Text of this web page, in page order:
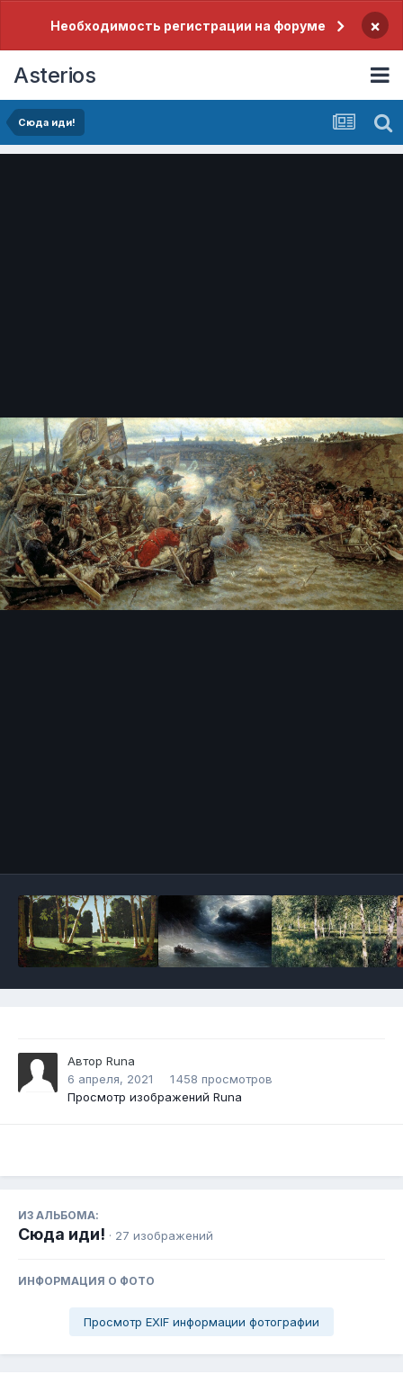
Необходимость регистрации на форуме ×
Asterios
Сюда иди!
Автор Runа
6 апреля, 2021
1 458 просмотров
Просмотр изображений Runа
ИЗ АЛЬБОМА:
Сюда иди! · 27 изображений
ИНФОРМАЦИЯ О ФОТО
Просмотр EXIF информации фотографии